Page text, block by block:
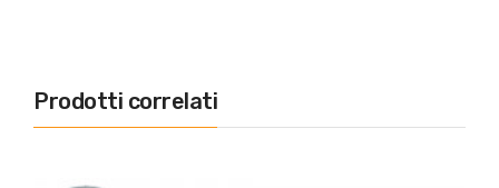
Prodotti correlati